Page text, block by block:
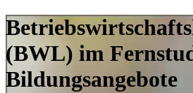
(BWL) im
Bildungsangebote